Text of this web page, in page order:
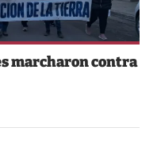
marcharon contra